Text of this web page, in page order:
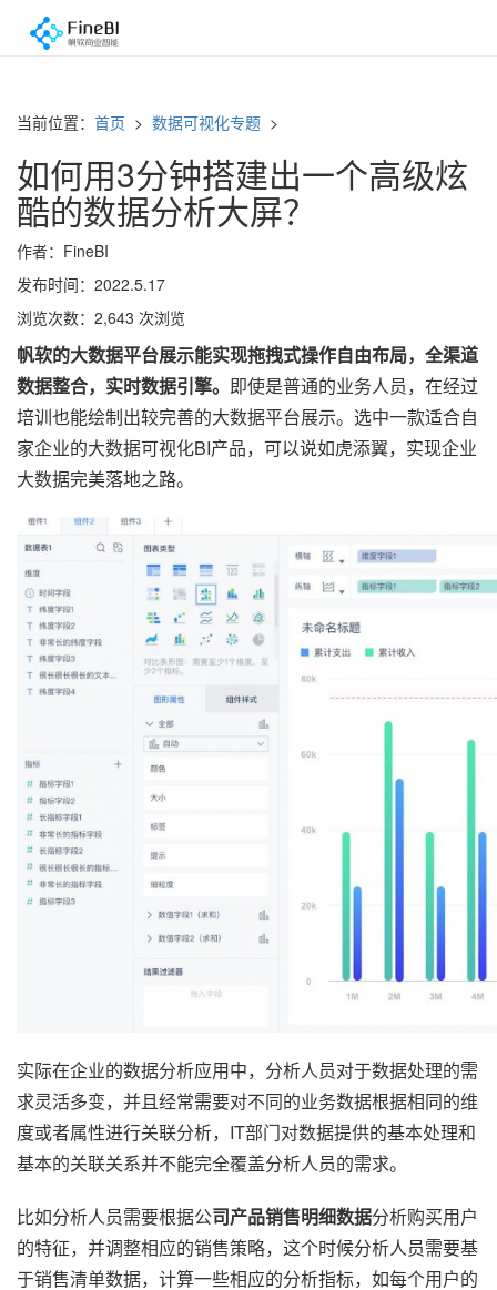
当前位置： 首页 > 数据可视化专题 >
如何用3分钟搭建出一个高级炫
酷的数据分析大屏？
作者：FineBI
发布时间：2022.5.17
浏览次数：2,643 次浏览
帆软的大数据平台展示能实现拖拽式操作自由布局，全渠道
数据整合，实时数据引擎。 即使是普通的业务人员，在经过
培训也能绘制出较完善的大数据平台展示。选中一款适合自
家企业的大数据可视化BI产品，可以说如虎添翼，实现企业
大数据完美落地之路。
实际在企业的数据分析应用中，分析人员对于数据处理的需
求灵活多变，并且经常需要对不同的业务数据根据相同的维
度或者属性进行关联分析，IT部门对数据提供的基本处理和
基本的关联关系并不能完全覆盖分析人员的需求。
比如分析人员需要根据公司产品销售明细数据分析购买用户
的特征，并调整相应的销售策略，这个时候分析人员需要基
于销售清单数据，计算一些相应的分析指标，如每个用户的